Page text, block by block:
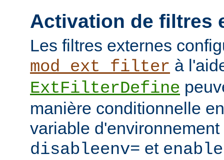
Activation de filtres
Les filtres externes
mod_ext_filter à
ExtFilterDefine
manière conditionnelle
variable
disableenv= et